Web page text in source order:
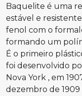
Baquelite é uma
estável e
fenol com o
formando um
É o primeiro
foi desenvolvido
Nova York , em
dezembro de 1909